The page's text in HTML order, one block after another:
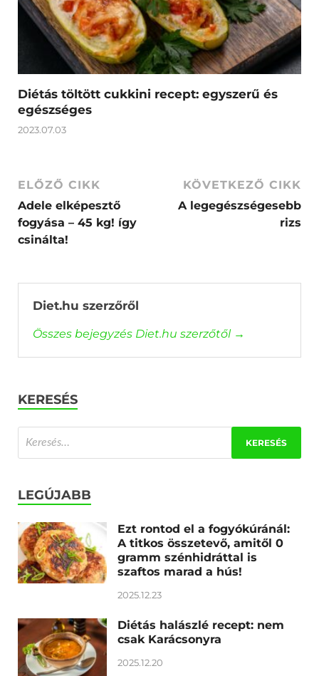
Diétás töltött cukkini recept: egyszerű és
egészséges
2023.07.03
ELŐZŐ CIKK
Adele elképesztő
fogyása – 45 kg! így
csinálta!
KÖVETKEZŐ CIKK
A legegészségesebb
rizs
Diet.hu szerzőről
Összes bejegyzés Diet.hu szerzőtől →
KERESÉS
LEGÚJABB
Ezt rontod el a fogyókúránál:
A titkos összetevő, amitől 0
gramm szénhidráttal is
szaftos marad a hús!
2025.12.23
Diétás halászlé recept: nem
csak Karácsonyra
2025.12.20